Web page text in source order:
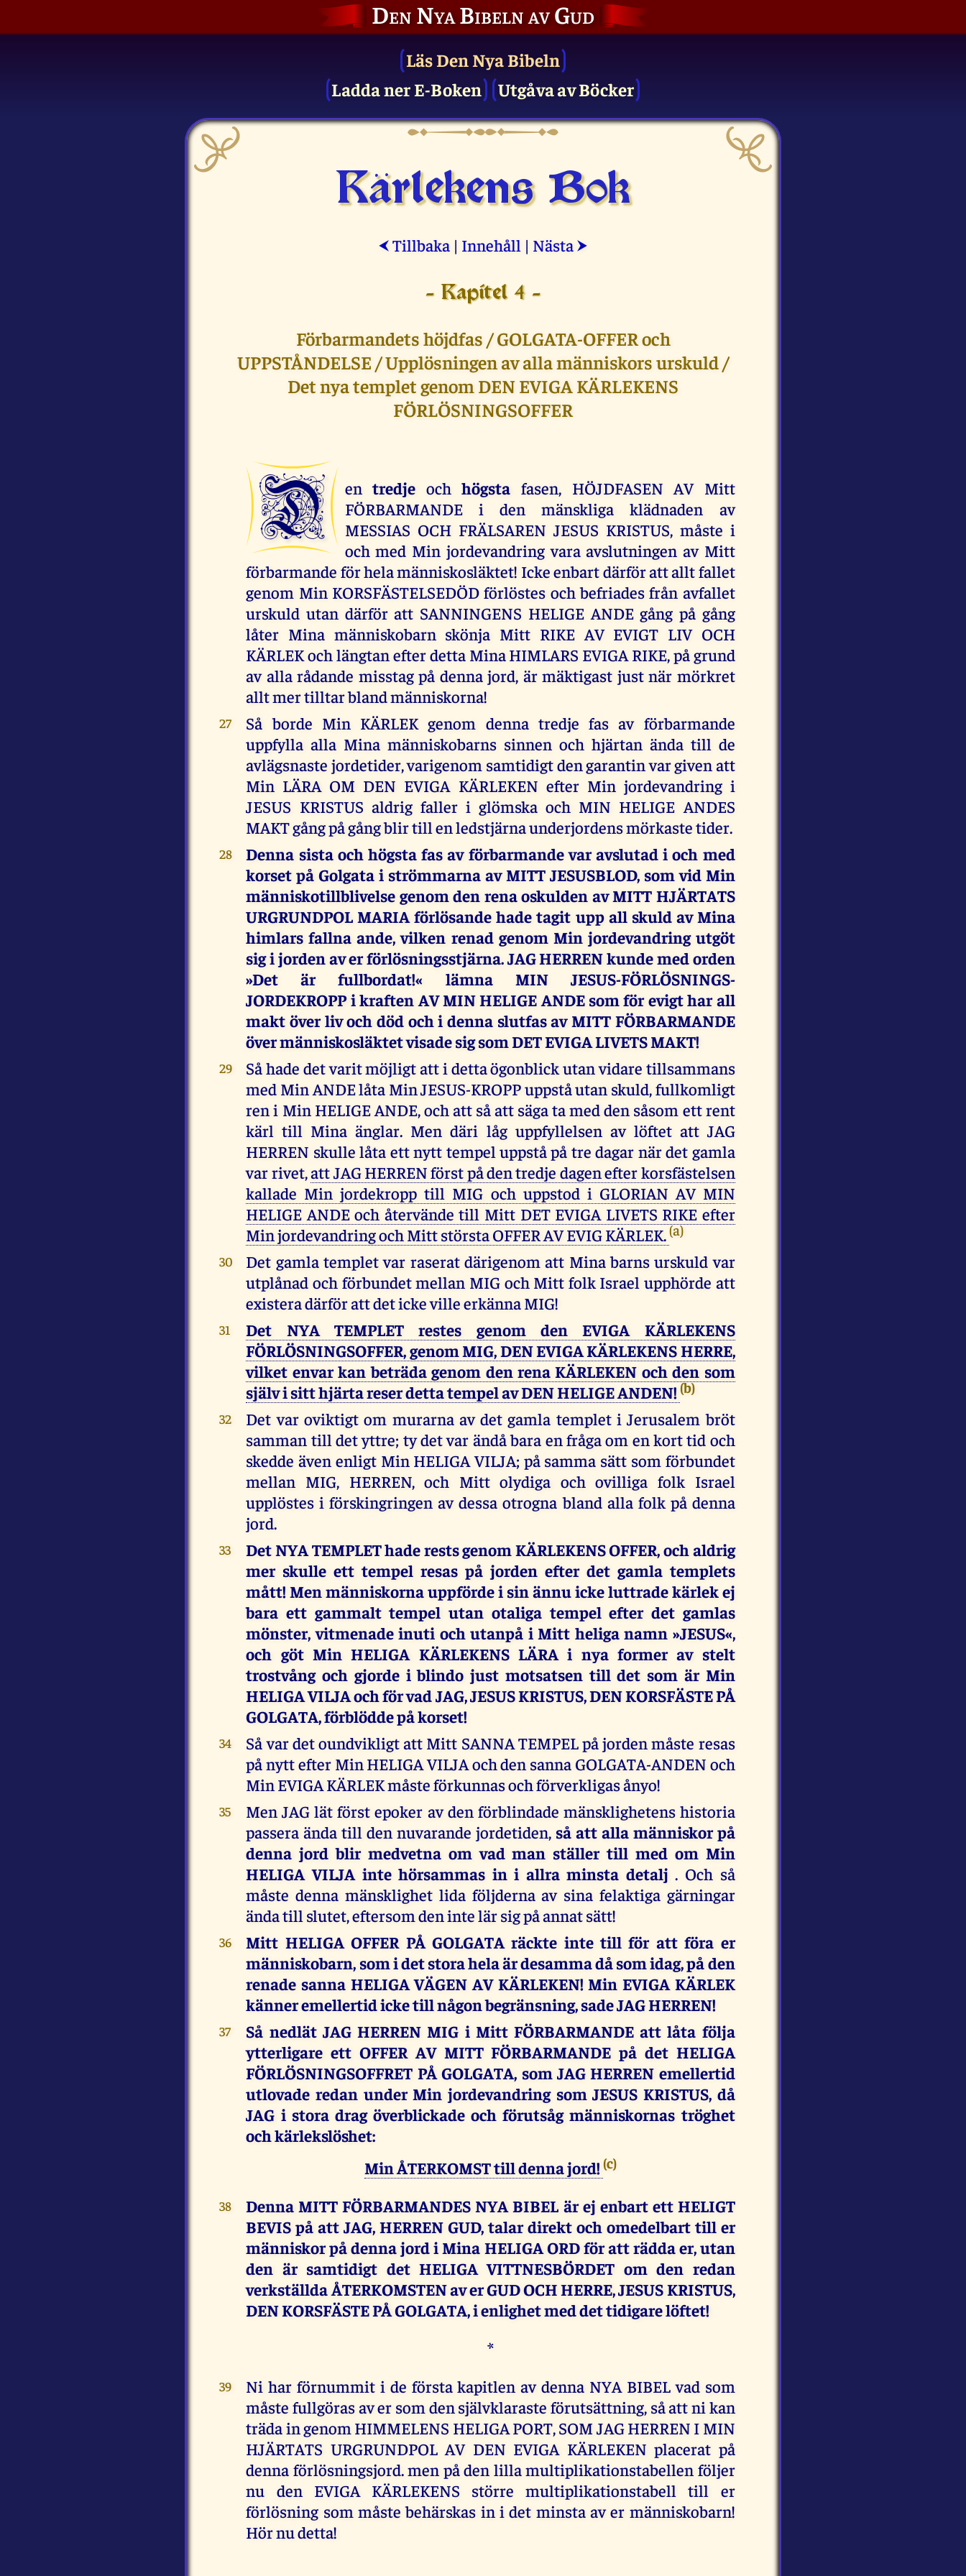
Den Nya Bibeln av Gud
Läs Den Nya Bibeln
Ladda ner E-Boken
Utgåva av Böcker
Kärlekens Bok
⮜ Tillbaka | Innehåll | Nästa ⮞
- Kapitel 4 -
Förbarmandets höjdfas / GOLGATA-OFFER och
UPPSTÅNDELSE / Upplösningen av alla människors urskuld /
Det nya templet genom DEN EVIGA KÄRLEKENS
FÖRLÖSNINGSOFFER
D entredje ochhögsta fasen, HÖJDFASEN AV Mitt
FÖRBARMANDE i den mänskliga klädnaden av
MESSIAS OCH FRÄLSAREN JESUS KRISTUS, måste i
och med Min jordevandring vara avslutningen av Mitt
förbarmande för hela människosläktet! Icke enbart därför att allt fallet
genom Min KORSFÄSTELSEDÖD förlöstes och befriades från avfallet
urskuld utan därför att SANNINGENS HELIGE ANDE gång på gång
låter Mina människobarn skönja Mitt RIKE AV EVIGT LIV OCH
KÄRLEK och längtan efter detta Mina HIMLARS EVIGA RIKE, på grund
av alla rådande misstag på denna jord, är mäktigast just när mörkret
allt mer tilltar bland människorna!
27
Så borde Min KÄRLEK genom denna tredje fas av förbarmande
uppfylla alla Mina människobarns sinnen och hjärtan ända till de
avlägsnaste jordetider, varigenom samtidigt den garantin var given att
Min LÄRA OM DEN EVIGA KÄRLEKEN efter Min jordevandring i
JESUS KRISTUS aldrig faller i glömska och MIN HELIGE ANDES
MAKT gång på gång blir till en ledstjärna underjordens mörkaste tider.
28
Denna sista och högsta fas av förbarmande var avslutad i och med
korset på Golgata i strömmarna av MITT JESUSBLOD, som vid Min
människotillblivelse genom den rena oskulden av MITT HJÄRTATS
URGRUNDPOL MARIA förlösande hade tagit upp all skuld av Mina
himlars fallna ande, vilken renad genom Min jordevandring utgöt
sig i jorden av er förlösningsstjärna. JAG HERREN kunde med orden
»Det är fullbordat!« lämna MIN JESUS-FÖRLÖSNINGS-
JORDEKROPP i kraften AV MIN HELIGE ANDE som för evigt har all
makt över liv och död och i denna slutfas av MITT FÖRBARMANDE
över människosläktet visade sig som DET EVIGA LIVETS MAKT!
29
Så hade det varit möjligt att i detta ögonblick utan vidare tillsammans
med Min ANDE låta Min JESUS-KROPP uppstå utan skuld, fullkomligt
ren i Min HELIGE ANDE, och att så att säga ta med den såsom ett rent
kärl till Mina änglar. Men däri låg uppfyllelsen av löftet att JAG
HERREN skulle låta ett nytt tempel uppstå på tre dagar när det gamla
var rivet,att JAG HERREN först på den tredje dagen efter korsfästelsen
kallade Min jordekropp till MIG och uppstod i GLORIAN AV MIN
HELIGE ANDE och återvände till Mitt DET EVIGA LIVETS RIKE efter
Min jordevandring och Mitt största OFFER AV EVIG KÄRLEK.(a)
30
Det gamla templet var raserat därigenom att Mina barns urskuld var
utplånad och förbundet mellan MIG och Mitt folk Israel upphörde att
existera därför att det icke ville erkänna MIG!
31
Det NYA TEMPLET restes genom den EVIGA KÄRLEKENS
FÖRLÖSNINGSOFFER, genom MIG, DEN EVIGA KÄRLEKENS HERRE,
vilket envar kan beträda genom den rena KÄRLEKEN och den som
själv i sitt hjärta reser detta tempel av DEN HELIGE ANDEN!(b)
32
Det var oviktigt om murarna av det gamla templet i Jerusalem bröt
samman till det yttre; ty det var ändå bara en fråga om en kort tid och
skedde även enligt Min HELIGA VILJA; på samma sätt som förbundet
mellan MIG, HERREN, och Mitt olydiga och ovilliga folk Israel
upplöstes i förskingringen av dessa otrogna bland alla folk på denna
jord.
33
Det NYA TEMPLET hade rests genom KÄRLEKENS OFFER, och aldrig
mer skulle ett tempel resas på jorden efter det gamla templets
mått! Men människorna uppförde i sin ännu icke luttrade kärlek ej
bara ett gammalt tempel utan otaliga tempel efter det gamlas
mönster, vitmenade inuti och utanpå i Mitt heliga namn »JESUS«,
och göt Min HELIGA KÄRLEKENS LÄRA i nya former av stelt
trostvång och gjorde i blindo just motsatsen till det som är Min
HELIGA VILJA och för vad JAG, JESUS KRISTUS, DEN KORSFÄSTE PÅ
GOLGATA, förblödde på korset!
34
Så var det oundvikligt att Mitt SANNA TEMPEL på jorden måste resas
på nytt efter Min HELIGA VILJA och den sanna GOLGATA-ANDEN och
Min EVIGA KÄRLEK måste förkunnas och förverkligas ånyo!
35
Men JAG lät först epoker av den förblindade mänsklighetens historia
passera ända till den nuvarande jordetiden, så att alla människor på
denna jord blir medvetna om vad man ställer till med om Min
HELIGA VILJA inte hörsammas in i allra minsta detalj. Och så
måste denna mänsklighet lida följderna av sina felaktiga gärningar
ända till slutet, eftersom den inte lär sig på annat sätt!
36
Mitt HELIGA OFFER PÅ GOLGATA räckte inte till för att föra er
människobarn, som i det stora hela är desamma då som idag, på den
renade sanna HELIGA VÄGEN AV KÄRLEKEN! Min EVIGA KÄRLEK
känner emellertid icke till någon begränsning, sade JAG HERREN!
37
Så nedlät JAG HERREN MIG i Mitt FÖRBARMANDE att låta följa
ytterligare ett OFFER AV MITT FÖRBARMANDE på det HELIGA
FÖRLÖSNINGSOFFRET PÅ GOLGATA, som JAG HERREN emellertid
utlovade redan under Min jordevandring som JESUS KRISTUS, då
JAG i stora drag överblickade och förutsåg människornas tröghet
och kärlekslöshet:
Min ÅTERKOMST till denna jord! (c)
38
Denna MITT FÖRBARMANDES NYA BIBEL är ej enbart ett HELIGT
BEVIS på att JAG, HERREN GUD, talar direkt och omedelbart till er
människor på denna jord i Mina HELIGA ORD för att rädda er, utan
den är samtidigt det HELIGA VITTNESBÖRDET om den redan
verkställda ÅTERKOMSTEN av er GUD OCH HERRE, JESUS KRISTUS,
DEN KORSFÄSTE PÅ GOLGATA, i enlighet med det tidigare löftet!
*
39
Ni har förnummit i de första kapitlen av denna NYA BIBEL vad som
måste fullgöras av er som den självklaraste förutsättning, så att ni kan
träda in genom HIMMELENS HELIGA PORT, SOM JAG HERREN I MIN
HJÄRTATS URGRUNDPOL AV DEN EVIGA KÄRLEKEN placerat på
denna förlösningsjord. men på den lilla multiplikationstabellen följer
nu den EVIGA KÄRLEKENS större multiplikationstabell till er
förlösning som måste behärskas in i det minsta av er människobarn!
Hör nu detta!